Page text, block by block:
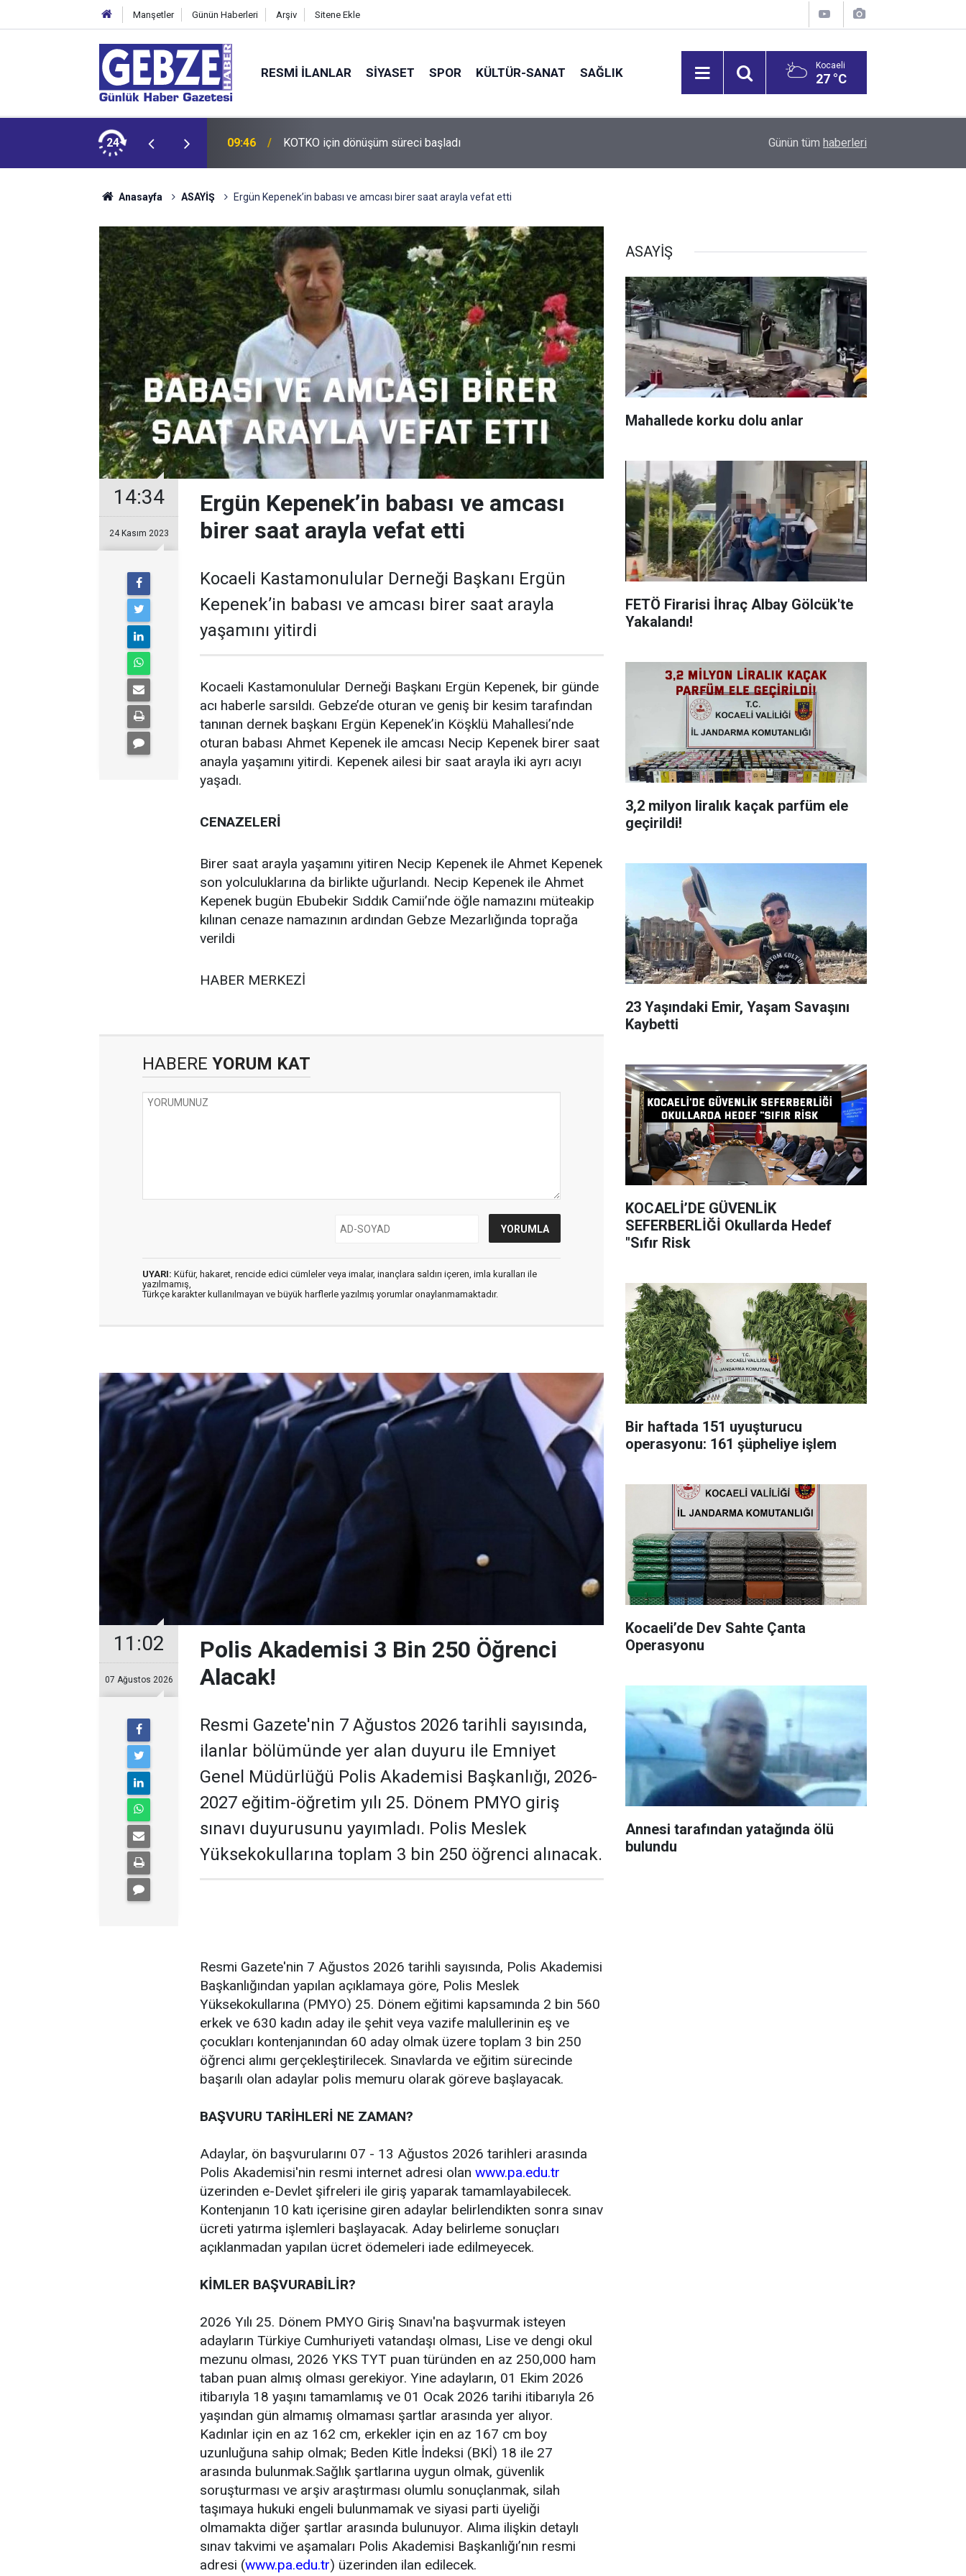
Manşetler Günün Haberleri Arşiv Sitene Ekle
RESMI İLANLAR SİYASET SPOR KÜLTÜR-SANAT SAĞLIK Kocaeli
27 °C
24
ihracat kapıları aralıyor 09:46 KOTKO için dönüşüm süreci başladı FETÖ Firarisi İhraç Albay Gölcük'te Yakalandı! ​
Günün tüm haberleri
Anasayfa ASAYİŞ Ergün Kepenek’in babası ve amcası birer saat arayla vefat etti
14:34
24 Kasım 2023
Ergün Kepenek’in babası ve amcası
birer saat arayla vefat etti
Kocaeli Kastamonulular Derneği Başkanı Ergün
Kepenek’in babası ve amcası birer saat arayla
yaşamını yitirdi
Kocaeli Kastamonulular Derneği Başkanı Ergün Kepenek, bir günde
acı haberle sarsıldı. Gebze’de oturan ve geniş bir kesim tarafından
tanınan dernek başkanı Ergün Kepenek’in Köşklü Mahallesi’nde
oturan babası Ahmet Kepenek ile amcası Necip Kepenek birer saat
anayla yaşamını yitirdi. Kepenek ailesi bir saat arayla iki ayrı acıyı
yaşadı.
CENAZELERİ
Birer saat arayla yaşamını yitiren Necip Kepenek ile Ahmet Kepenek
son yolculuklarına da birlikte uğurlandı. Necip Kepenek ile Ahmet
Kepenek bugün Ebubekir Sıddık Camii’nde öğle namazını müteakip
kılınan cenaze namazının ardından Gebze Mezarlığında toprağa
verildi
HABER MERKEZİ
HABERE YORUM KAT
UYARI: Küfür, hakaret, rencide edici cümleler veya imalar, inançlara saldırı içeren, imla kuralları ile
yazılmamış,
Türkçe karakter kullanılmayan ve büyük harflerle yazılmış yorumlar onaylanmamaktadır.
11:02
07 Ağustos 2026
Polis Akademisi 3 Bin 250 Öğrenci
Alacak!
Resmi Gazete'nin 7 Ağustos 2026 tarihli sayısında,
ilanlar bölümünde yer alan duyuru ile Emniyet
Genel Müdürlüğü Polis Akademisi Başkanlığı, 2026-
2027 eğitim-öğretim yılı 25. Dönem PMYO giriş
sınavı duyurusunu yayımladı. Polis Meslek
Yüksekokullarına toplam 3 bin 250 öğrenci alınacak.
Resmi Gazete'nin 7 Ağustos 2026 tarihli sayısında, Polis Akademisi
Başkanlığından yapılan açıklamaya göre, Polis Meslek
Yüksekokullarına (PMYO) 25. Dönem eğitimi kapsamında 2 bin 560
erkek ve 630 kadın aday ile şehit veya vazife malullerinin eş ve
çocukları kontenjanından 60 aday olmak üzere toplam 3 bin 250
öğrenci alımı gerçekleştirilecek. Sınavlarda ve eğitim sürecinde
başarılı olan adaylar polis memuru olarak göreve başlayacak.
BAŞVURU TARİHLERİ NE ZAMAN?
Adaylar, ön başvurularını 07 - 13 Ağustos 2026 tarihleri arasında
Polis Akademisi'nin resmi internet adresi olan www.pa.edu.tr
üzerinden e-Devlet şifreleri ile giriş yaparak tamamlayabilecek.
Kontenjanın 10 katı içerisine giren adaylar belirlendikten sonra sınav
ücreti yatırma işlemleri başlayacak. Aday belirleme sonuçları
açıklanmadan yapılan ücret ödemeleri iade edilmeyecek.
KİMLER BAŞVURABİLİR?
2026 Yılı 25. Dönem PMYO Giriş Sınavı'na başvurmak isteyen
adayların Türkiye Cumhuriyeti vatandaşı olması, Lise ve dengi okul
mezunu olması, 2026 YKS TYT puan türünden en az 250,000 ham
taban puan almış olması gerekiyor. Yine adayların, 01 Ekim 2026
itibarıyla 18 yaşını tamamlamış ve 01 Ocak 2026 tarihi itibarıyla 26
yaşından gün almamış olmaması şartlar arasında yer alıyor.
Kadınlar için en az 162 cm, erkekler için en az 167 cm boy
uzunluğuna sahip olmak; Beden Kitle İndeksi (BKİ) 18 ile 27
arasında bulunmak.Sağlık şartlarına uygun olmak, güvenlik
soruşturması ve arşiv araştırması olumlu sonuçlanmak, silah
taşımaya hukuki engeli bulunmamak ve siyasi parti üyeliği
olmamakta diğer şartlar arasında bulunuyor. Alıma ilişkin detaylı
sınav takvimi ve aşamaları Polis Akademisi Başkanlığı’nın resmi
adresi (www.pa.edu.tr) üzerinden ilan edilecek.
ASAYİŞ
Mahallede korku dolu anlar
FETÖ Firarisi İhraç Albay Gölcük'te
Yakalandı! ​
3,2 milyon liralık kaçak parfüm ele
geçirildi!
23 Yaşındaki Emir, Yaşam Savaşını
Kaybetti
KOCAELİ’DE GÜVENLİK
SEFERBERLİĞİ Okullarda Hedef
"Sıfır Risk
Bir haftada 151 uyuşturucu
operasyonu: 161 şüpheliye işlem
Kocaeli’de Dev Sahte Çanta
Operasyonu
Annesi tarafından yatağında ölü
bulundu